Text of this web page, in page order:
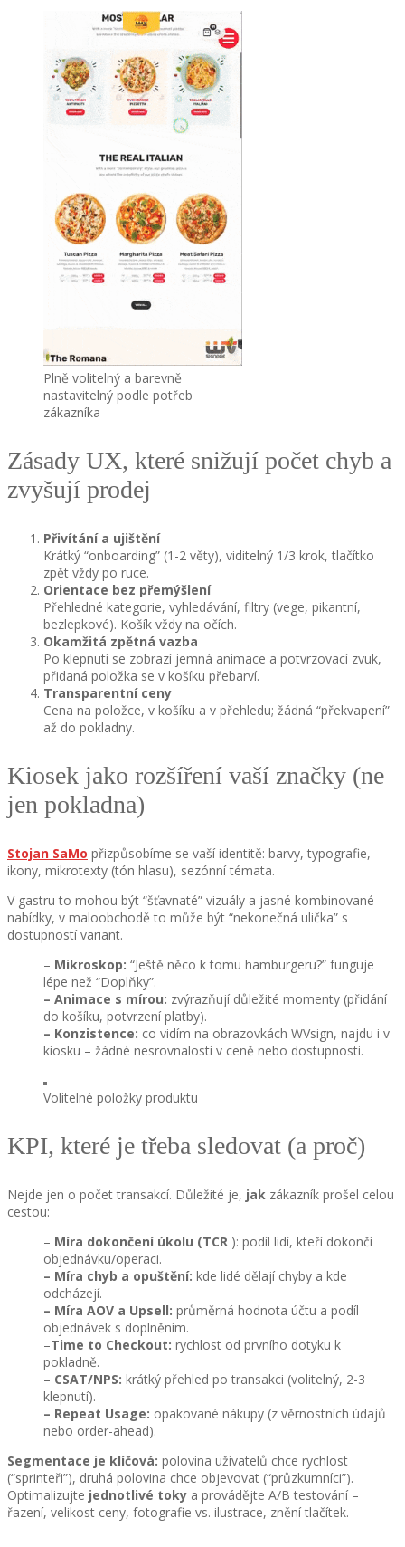
Plně volitelný a barevně
nastavitelný podle potřeb
zákazníka
Zásady UX, které snižují počet chyb a
zvyšují prodej
Přivítání a ujištění
Krátký “onboarding” (1-2 věty), viditelný 1/3 krok, tlačítko
zpět vždy po ruce.
Orientace bez přemýšlení
Přehledné kategorie, vyhledávání, filtry (vege, pikantní,
bezlepkové). Košík vždy na očích.
Okamžitá zpětná vazba
Po klepnutí se zobrazí jemná animace a potvrzovací zvuk,
přidaná položka se v košíku přebarví.
Transparentní ceny
Cena na položce, v košíku a v přehledu; žádná “překvapení”
až do pokladny.
Kiosek jako rozšíření vaší značky (ne
jen pokladna)
Stojan SaMo přizpůsobíme se vaší identitě: barvy, typografie,
ikony, mikrotexty (tón hlasu), sezónní témata.
V gastru to mohou být “šťavnaté” vizuály a jasné kombinované
nabídky, v maloobchodě to může být “nekonečná ulička” s
dostupností variant.
– Mikroskop: “Ještě něco k tomu hamburgeru?” funguje
lépe než “Doplňky”.
– Animace s mírou: zvýrazňují důležité momenty (přidání
do košíku, potvrzení platby).
– Konzistence: co vidím na obrazovkách WVsign, najdu i v
kiosku – žádné nesrovnalosti v ceně nebo dostupnosti.
Volitelné položky produktu
KPI, které je třeba sledovat (a proč)
Nejde jen o počet transakcí. Důležité je, jak zákazník prošel celou
cestou:
– Míra dokončení úkolu (TCR ): podíl lidí, kteří dokončí
objednávku/operaci.
– Míra chyb a opuštění: kde lidé dělají chyby a kde
odcházejí.
– Míra AOV a Upsell: průměrná hodnota účtu a podíl
objednávek s doplněním.
–Time to Checkout: rychlost od prvního dotyku k
pokladně.
– CSAT/NPS: krátký přehled po transakci (volitelný, 2-3
klepnutí).
– Repeat Usage: opakované nákupy (z věrnostních údajů
nebo order-ahead).
Segmentace je klíčová: polovina uživatelů chce rychlost
(“sprinteři”), druhá polovina chce objevovat (“průzkumníci”).
Optimalizujte jednotlivé toky a provádějte A/B testování –
řazení, velikost ceny, fotografie vs. ilustrace, znění tlačítek.